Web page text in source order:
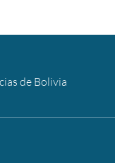
de Bolivia